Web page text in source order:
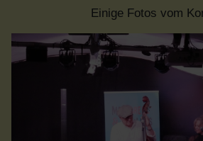
Einige Fotos vom